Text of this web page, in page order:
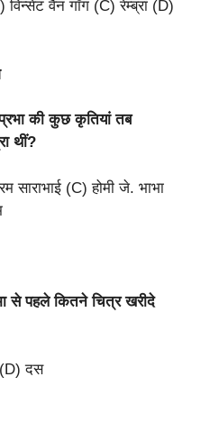
विन्सेंट वैन गॉग (C) रेम्ब्रां (D)
की कुछ कृतियां तब
थीं?
साराभाई (C) होमी जे. भाभा
से पहले कितने चित्र खरीदे
दस